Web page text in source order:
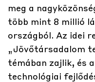
meg a
több mint 8 millió
országból. Az idei
„Jövőtársadalom
témában zajlik, és
technológiai